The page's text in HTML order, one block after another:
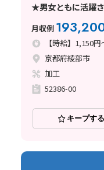
★男女ともに活躍
月収例
【時給】1,150円
京都府綾部市
加工
52386-00
キープする